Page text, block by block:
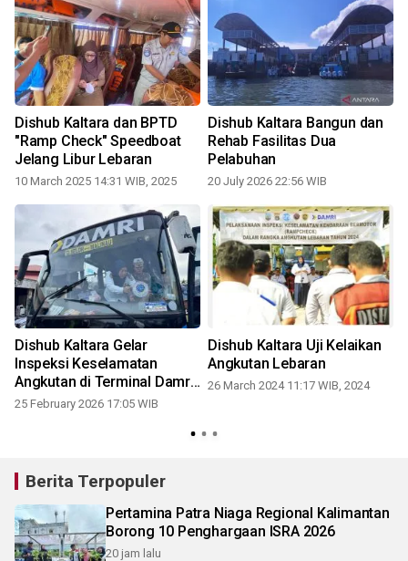
Dishub Kaltara dan BPTD
"Ramp Check" Speedboat
Jelang Libur Lebaran
10 March 2025 14:31 WIB, 2025
Dishub Kaltara Bangun dan
Rehab Fasilitas Dua
Pelabuhan
20 July 2026 22:56 WIB
Dishub Kaltara Gelar
Inspeksi Keselamatan
Angkutan di Terminal Damri
Tanjung Selor
25 February 2026 17:05 WIB
Dishub Kaltara Uji Kelaikan
Angkutan Lebaran
26 March 2024 11:17 WIB, 2024
Berita Terpopuler
Pertamina Patra Niaga Regional Kalimantan
Borong 10 Penghargaan ISRA 2026
20 jam lalu